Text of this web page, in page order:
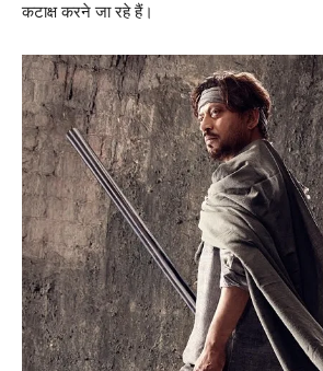
कटाक्ष करने जा रहे हैं।